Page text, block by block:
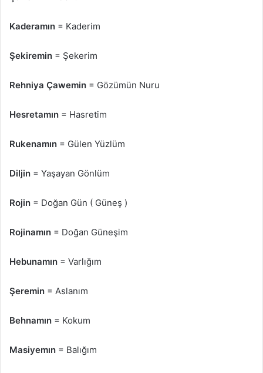
Kaderamın = Kaderim
Şekiremin = Şekerim
Rehniya Çawemin = Gözümün Nuru
Hesretamın = Hasretim
Rukenamın = Gülen Yüzlüm
Diljin = Yaşayan Gönlüm
Rojin = Doğan Gün ( Güneş )
Rojinamın = Doğan Güneşim
Hebunamın = Varlığım
Şeremin = Aslanım
Behnamın = Kokum
Masiyemın = Balığım